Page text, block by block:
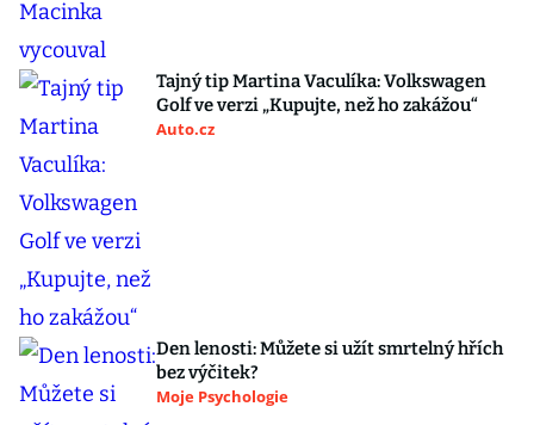
Tajný tip Martina Vaculíka: Volkswagen
Golf ve verzi „Kupujte, než ho zakážou“
Auto.cz
Den lenosti: Můžete si užít smrtelný hřích
bez výčitek?
Moje Psychologie